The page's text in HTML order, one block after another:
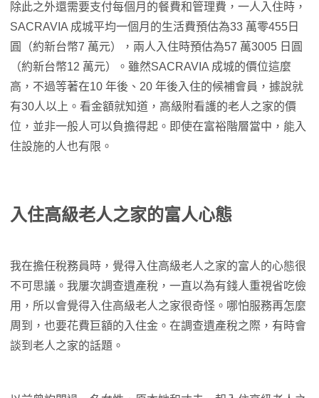
除此之外還需要支付每個月的餐費和管理費，一人入住時，
SACRAVIA 成城平均一個月的生活費預估為33 萬零455日
圓（約新台幣7 萬元），兩人入住時預估為57 萬3005 日圓
（約新台幣12 萬元）。雖然SACRAVIA 成城的價位這麼
高，不過等著在10 年後、20 年後入住的候補會員，據說就
有30人以上。看金額就知道，高級附看護的老人之家的價
位，並非一般人可以負擔得起。即使在富裕階層當中，能入
住設施的人也有限。
入住高級老人之家的富人心態
我在擔任稅務員時，覺得入住高級老人之家的富人的心態很
不可思議。我屢次調查遺產稅，一直以為有錢人重視省吃儉
用，所以會覺得入住高級老人之家很奇怪。哪怕服務再怎麼
周到，也要花費巨額的入住金。在調查遺產稅之際，有時會
談到老人之家的話題。